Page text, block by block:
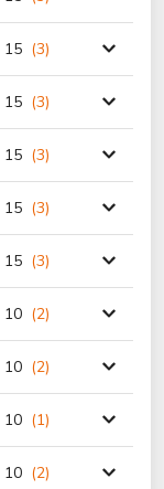
15 (3)
15 (3)
15 (3)
15 (3)
15 (3)
10 (2)
10 (2)
10 (1)
10 (2)